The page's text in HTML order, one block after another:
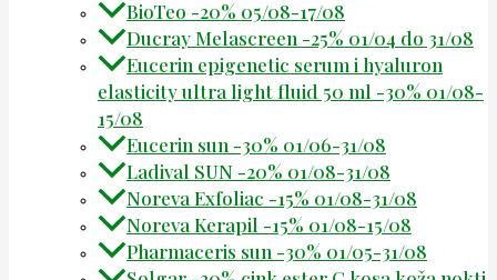
BioTeo -20% 05/08-17/08
Ducray Melascreen -25% 01/04 do 31/08
Eucerin epigenetic serum i hyaluron
elasticity ultra light fluid 50 ml -30% 01/08-
15/08
Eucerin sun -30% 01/06-31/08
Ladival SUN -20% 01/08-31/08
Noreva Exfoliac -15% 01/08-31/08
Noreva Kerapil -15% 01/08-15/08
Pharmaceris sun -30% 01/05-31/08